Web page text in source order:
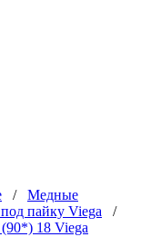
/ Медные
пайку Viega /
18 Viega